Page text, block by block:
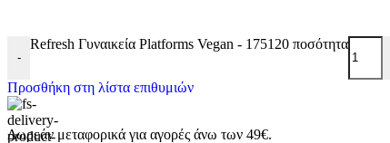
Xti
-
Refresh Γυναικεία Platforms Vegan - 175120 ποσότητα
Προσθήκη στη λίστα επιθυμιών
Δωρεάν μεταφορικά για αγορές άνω των 49€.